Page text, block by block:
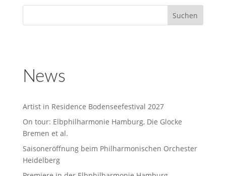
News
Artist in Residence Bodenseefestival 2027
On tour: Elbphilharmonie Hamburg, Die Glocke
Bremen et al.
Saisoneröffnung beim Philharmonischen Orchester
Heidelberg